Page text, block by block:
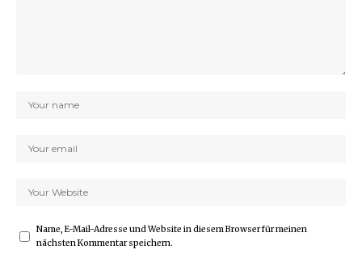
Name, E-Mail-Adresse und Website in diesem Browser für meinen
nächsten Kommentar speichern.